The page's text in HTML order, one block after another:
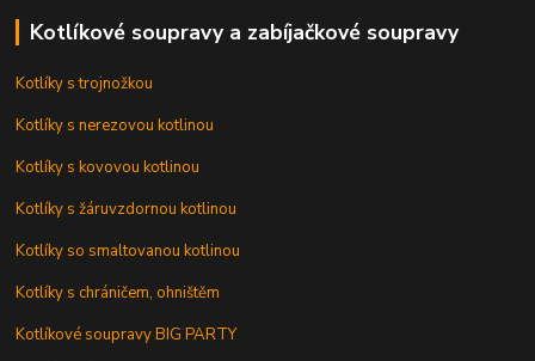
Kotlíkové soupravy a zabíjačkové soupravy
Kotlíky s trojnožkou
Kotlíky s nerezovou kotlinou
Kotlíky s kovovou kotlinou
Kotlíky s žáruvzdornou kotlinou
Kotlíky so smaltovanou kotlinou
Kotlíky s chráničem, ohništěm
Kotlíkové soupravy BIG PARTY